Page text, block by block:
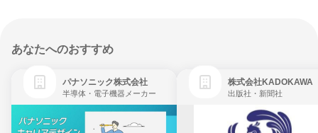
あなたへのおすすめ
パナソニック株式会社
半導体・電子機器メーカー
株式会社KADOKAWA
出版社・新聞社